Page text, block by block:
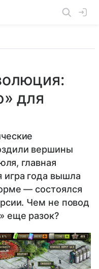
для
вершины
главная
игра года вышла
— состоялся
Чем не повод
еще разок?